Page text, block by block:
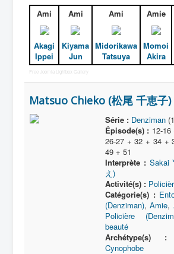
Ami
Akagi
Ippei
Ami
Kiyama
Jun
Ami
Midorikawa
Tatsuya
Amie
Momoi
Akira
Free Joomla Lightbox Gallery
Matsuo Chieko (松尾 千恵子)
Série : Denziman
Épisode(s) : 12-
26-27 + 32 + 34 +
49 + 51
Interprète : Sakai
え)
Activité(s) :
Catégorie(s) :
(Denziman),Amie,
Policière
beauté
Archétype(s) :
Cynophobe